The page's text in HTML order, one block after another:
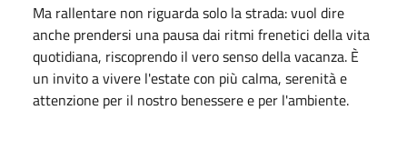
Ma rallentare non riguarda solo la strada: vuol dire
anche prendersi una pausa dai ritmi frenetici della vita
quotidiana, riscoprendo il vero senso della vacanza. È
un invito a vivere l'estate con più calma, serenità e
attenzione per il nostro benessere e per l'ambiente.